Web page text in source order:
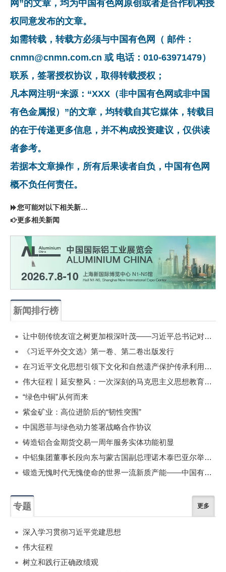
网”的文章，均为中国有色网原创或者是合作机构授
权同意发布的文章。
如需转载，转载方必须与中国有色网（ 邮件：
cnmn@cnmn.com.cn 或 电话：010-63971479）
联系，签署授权协议，取得转载授权；
凡本网注明“来源：“XXX（非中国有色网或非中国
有色金属报）”的文章，均转载自其它媒体，转载目
的在于传递更多信息，并不构成投资建议，仅供读
者参考。
若据本文章操作，所有后果读者自负，中国有色网
概不负任何责任。
您可能对以下相关新闻同样感兴趣
更多相关新闻
新闻排行榜
让中朝传统友谊之树更加根深叶茂——习近平总书记对朝鲜进行国事访问纪实
《习近平外交文选》第一卷、第二卷出版发行
在习近平文化思想引领下文化和自然遗产保护传承利用工作开创新局面
伟大征程丨延安整风：一次深刻的马克思主义思想教育运动
“绿色中铜”从何而来
紫金矿业：高位进阶后的“韧性突围”
中国恩菲与绿色动力签署战略合作协议
铸造铝合金期货交易一周年服务实体功能初显
中铝集团董事长段向东与蒙古国副总理诺木泰巴亚尔举行会谈
锻造无愧时代无愧使命的世界一流新质产能——中国有色金属工业的战略应对与破局之道（二）
专题 更多
深入学习贯彻习近平党建思想
伟大征程
树立和践行正确政绩观